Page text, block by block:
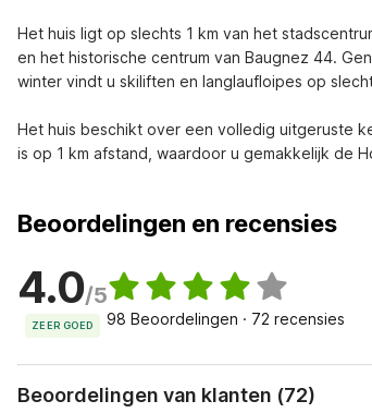
Het huis ligt op slechts 1 km van het
en het historische centrum van Baugnez 44.
winter vindt u skiliften en langlaufloipes op
Het huis beschikt over een volledig uitgeruste
is op 1 km afstand, waardoor u gemakkelijk de
Beoordelingen en recensies
4.0/5
ZEER GOED 98 Beoordelingen · 72 recensies
Beoordelingen van klanten (72)